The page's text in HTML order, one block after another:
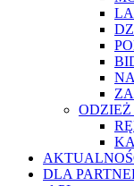
ODZIEŻ
DLA